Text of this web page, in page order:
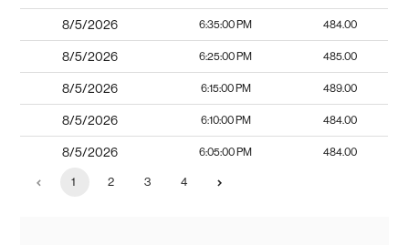
8/5/2026 6:35:00 PM 484.00
8/5/2026 6:25:00 PM 485.00
8/5/2026 6:15:00 PM 489.00
8/5/2026 6:10:00 PM 484.00
8/5/2026 6:05:00 PM 484.00
1 2 3 4